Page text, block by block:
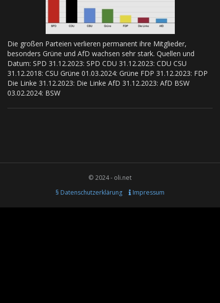
Die großen Parteien verlieren permanent ihre Mitglieder,
besonders Grüne und AfD wachsen sehr stark. Quellen und
Datum: SPD 31.12.2023: SPD CDU 31.12.2023: CDU CSU
31.12.2018: CSU Grüne 01.03.2024: Grüne FDP 31.12.2023: FDP
Die Linke 31.12.2023: Die Linke AfD 31.12.2023: AfD BSW
03.02.2024: BSW
© 2024 - oli.net
§ Datenschutzerklärung
Impressum